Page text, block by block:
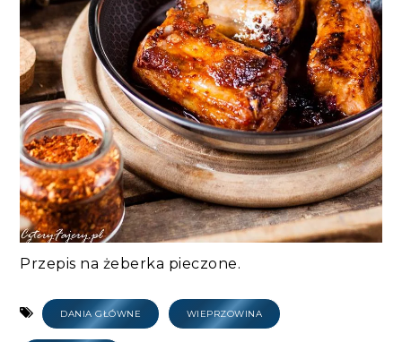
Przepis na żeberka pieczone.
DANIA GŁÓWNE WIEPRZOWINA